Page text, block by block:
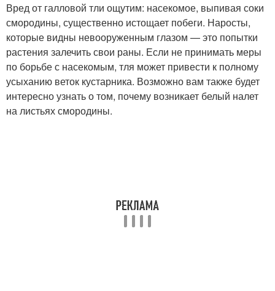
Вред от галловой тли ощутим: насекомое, выпивая соки
смородины, существенно истощает побеги. Наросты,
которые видны невооруженным глазом — это попытки
растения залечить свои раны. Если не принимать меры
по борьбе с насекомым, тля может привести к полному
усыханию веток кустарника. Возможно вам также будет
интересно узнать о том, почему возникает белый налет
на листьях смородины.